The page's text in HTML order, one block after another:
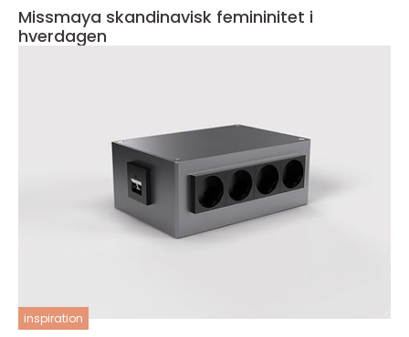
Missmaya skandinavisk femininitet i
hverdagen
inspiration